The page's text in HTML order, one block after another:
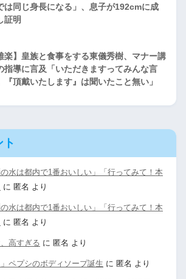
は同じ身長になる」、息子が192cmに成
証明
楽】皇族と食事をする東儀秀樹、マナー講
指導に言及「いただきますってみんな言
『頂戴いたします』は聞いたこと無い」
水は都内で1番おいしい」「行ってみて！本
に 匿名 より
水は都内で1番おいしい」「行ってみて！本
に 匿名 より
高すぎる に 匿名 より
ペプシのボディソープ誕生 に 匿名 より